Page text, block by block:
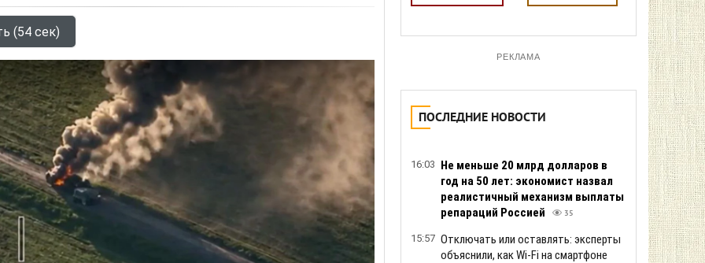
(54 сек)
РЕКЛАМА
ПОСЛЕДНИЕ НОВОСТИ
16:03 Не меньше 20 млрд долларов в
год на 50 лет: экономист назвал
реалистичный механизм выплаты
репараций Россией
35
15:57 Отключать или оставлять: эксперты
объяснили, как Wi-Fi на смартфоне